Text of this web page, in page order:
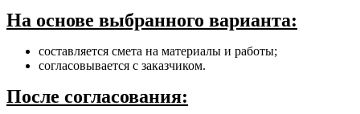
На основе выбранного варианта:
составляется смета на материалы и работы;
согласовывается с заказчиком.
После согласования: